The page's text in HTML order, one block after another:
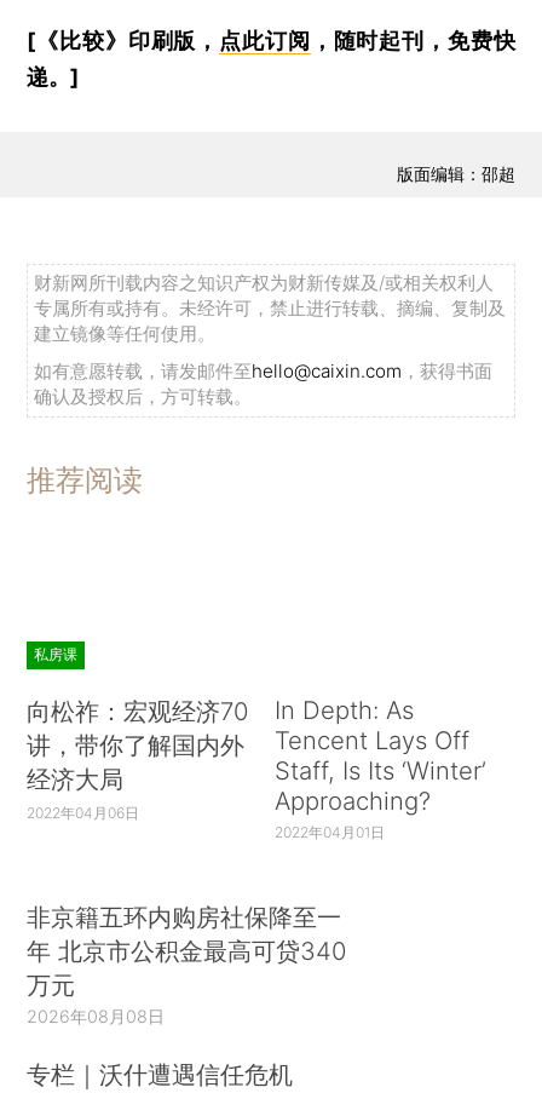
[《比较》印刷版， 点此订阅 ，随时起刊，免费快
递。]
版面编辑：邵超
财新网所刊载内容之知识产权为财新传媒及/或相关权利人
专属所有或持有。未经许可，禁止进行转载、摘编、复制及
建立镜像等任何使用。
如有意愿转载，请发邮件至hello@caixin.com ，获得书面
确认及授权后，方可转载。
推荐阅读
私房课
向松祚：宏观经济70
讲，带你了解国内外
经济大局
2022年04月06日
In Depth: As
Tencent Lays Off
Staff, Is Its ‘Winter’
Approaching?
2022年04月01日
非京籍五环内购房社保降至一
年 北京市公积金最高可贷340
万元
2026年08月08日
专栏｜沃什遭遇信任危机